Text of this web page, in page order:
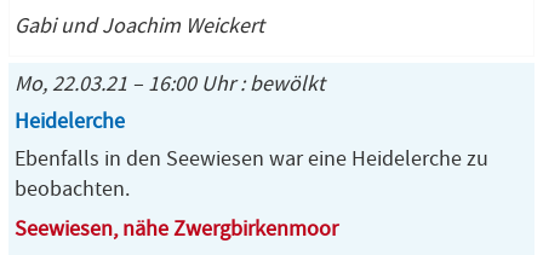
Gabi und Joachim Weickert
Mo, 22.03.21 – 16:00 Uhr : bewölkt
Heidelerche
Ebenfalls in den Seewiesen war eine Heidelerche zu
beobachten.
Seewiesen, nähe Zwergbirkenmoor